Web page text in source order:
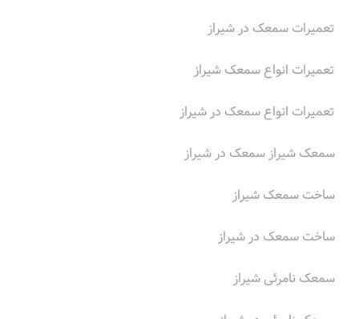
تعمیرات سمعک در شیراز
تعمیرات انواع سمعک شیراز
تعمیرات انواع سمعک در شیراز
سمعک شیراز سمعک در شیراز
ساخت سمعک شیراز
ساخت سمعک در شیراز
سمعک نامرئی شیراز